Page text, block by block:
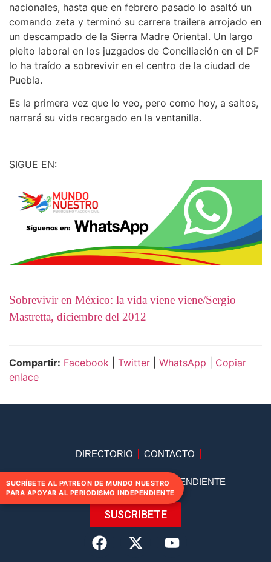
nacionales, hasta que en febrero pasado lo asaltó un
comando zeta y terminó su carrera trailera arrojado en
un descampado de la Sierra Madre Oriental. Un largo
pleito laboral en los juzgados de Conciliación en el DF
lo ha traído a sobrevivir en el centro de la ciudad de
Puebla.
Es la primera vez que lo veo, pero como hoy, a saltos,
narrará su vida recargado en la ventanilla.
SIGUE EN:
Sobrevivir en México: la vida viene viene/Sergio
Mastretta, diciembre del 2012
Compartir: Facebook Twitter WhatsApp
Copiar
enlace
DIRECTORIO CONTACTO
APOYA AL PERIODISMO INDEPENDIENTE
SUSCRIBETE
SUCRÍBETE AL PATREON DE MUNDO NUESTRO
PARA APOYAR AL PERIODISMO INDEPENDIENTE